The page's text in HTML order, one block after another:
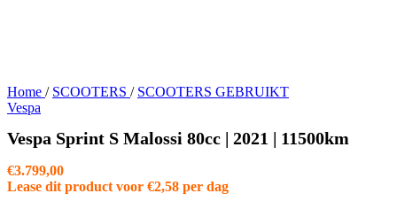
Home / SCOOTERS / SCOOTERS GEBRUIKT
Vespa
Vespa Sprint S Malossi 80cc | 2021 | 11500km
€3.799,00
Lease dit product voor €2,58 per dag